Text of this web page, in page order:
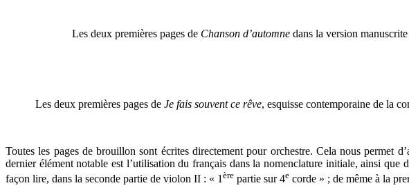
Les deux premières pages de Chanson d’automne dans la version
Les deux premières pages de Je fais souvent ce rêve, esquisse contemporaine de la
Toutes les pages de brouillon sont écrites directement pour orchestre. Cela nous permet
dernier élément notable est l’utilisation du français dans la nomenclature initiale, ainsi
façon lire, dans la seconde partie de violon II : « 1ère partie sur 4e corde » ; de même à la